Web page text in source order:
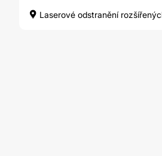
Laserové odstranění